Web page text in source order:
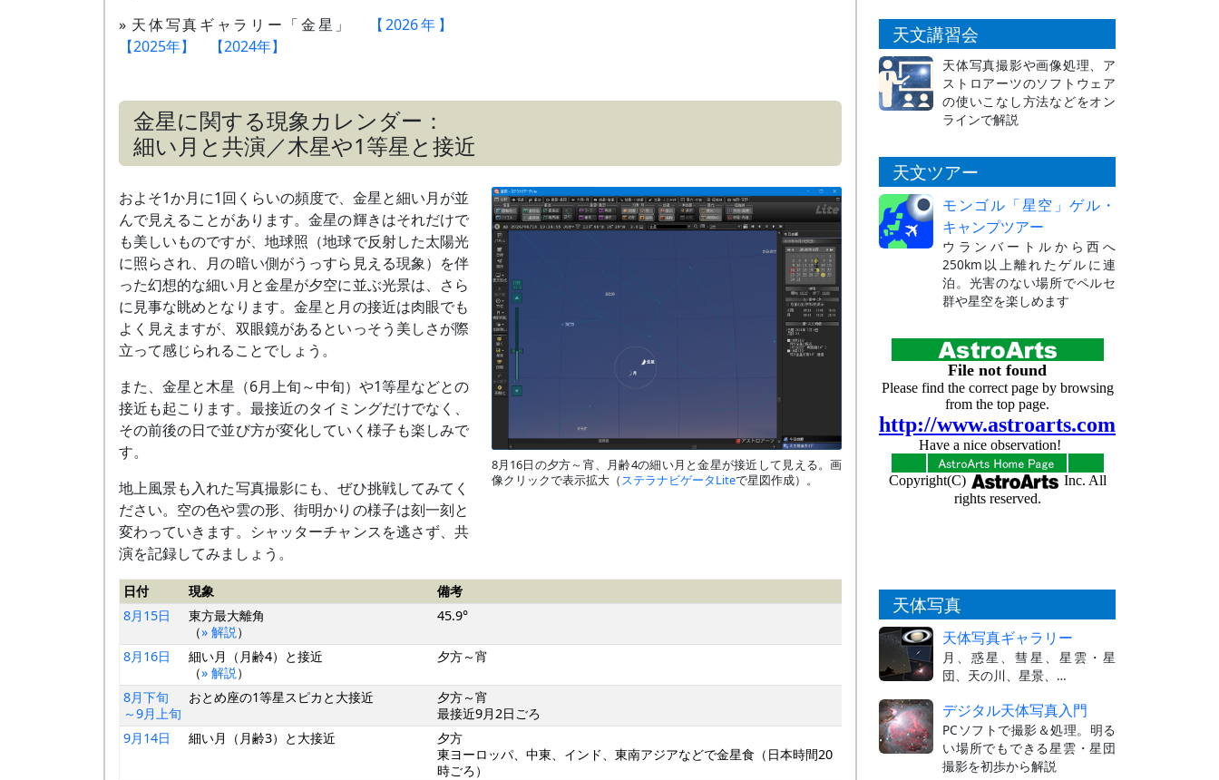
» 天体写真ギャラリー「金星」
【2026年】
【2025年】
【2024年】
金星に関する現象カレンダー：
細い月と共演／木星や1等星と接近
およそ1か月に1回くらいの頻度で、金星と細い月が並
んで見えることがあります。金星の輝きはそれだけで
も美しいものですが、地球照（地球で反射した太陽光
に照らされ、月の暗い側がうっすら見える現象）を伴
った幻想的な細い月と金星が夕空に並ぶ光景は、さら
に見事な眺めとなります。金星と月の接近は肉眼でも
よく見えますが、双眼鏡があるといっそう美しさが際
立って感じられることでしょう。
また、金星と木星（6月上旬～中旬）や1等星などとの
接近も起こります。最接近のタイミングだけでなく、
その前後の日で並び方が変化していく様子も楽しみで
す。
地上風景も入れた写真撮影にも、ぜひ挑戦してみてく
ださい。空の色や雲の形、街明かりの様子は刻一刻と
変わっていきます。シャッターチャンスを逃さず、共
演を記録してみましょう。
8月16日の夕方～宵、月齢4の細い月と金星が接近して見える。画
像クリックで表示拡大（ステラナビゲータLiteで星図作成）。
日付 現象
備考
8月15日
東方最大離角
（» 解説 ）
45.9°
8月16日
細い月（月齢4）と接近
（» 解説 ）
夕方～宵
8月下旬
～9月上旬
おとめ座の1等星スピカと大接近
夕方～宵
最接近9月2日ごろ
9月14日
細い月（月齢3）と大接近
夕方
東ヨーロッパ、中東、インド、東南アジアなどで金星食（日本時間20
時ごろ）
天文講習会
天体写真撮影や画像処理、ア
ストロアーツのソフトウェア
の使いこなし方法などをオン
ラインで解説
天文ツアー
モンゴル「星空」ゲル・
キャンプツアー
ウランバートルから西へ
250km以上離れたゲルに連
泊。光害のない場所でペルセ
群や星空を楽しめます
天体写真
天体写真ギャラリー
月、惑星、彗星、星雲・星
団、天の川、星景、…
デジタル天体写真入門
PCソフトで撮影＆処理。明る
い場所でもできる星雲・星団
撮影を初歩から解説